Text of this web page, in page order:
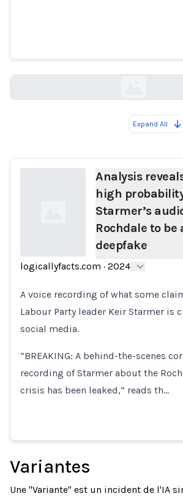
Expand All
Analysis
high
Starmer’s
Rochdale to be
deepfake
logicallyfacts.com · 2024
A voice recording of what some
Labour Party leader Keir Starmer is
social media.
“BREAKING: A behind-the-scenes
recording of Starmer about the
crisis has been leaked,” reads th…
Variantes
Une "Variante" est un incident de l'IA